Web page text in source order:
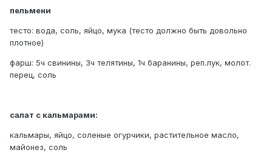
пельмени
тесто: вода, соль, яйцо, мука (тесто должно быть довольно
плотное)
фарш: 5ч свинины, 3ч телятины, 1ч баранины, реп.лук, молот.
перец, соль
салат с кальмарами:
кальмары, яйцо, соленые огурчики, растительное масло,
майонез, соль